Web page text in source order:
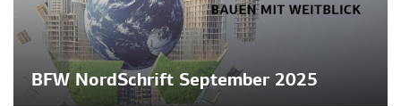
BFW NordSchrift September 2025